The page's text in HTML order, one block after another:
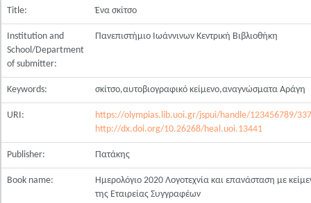
Title: Ένα σκίτσο
Institution and
School/Department
of submitter:
Πανεπιστήμιο Ιωάννινων Κεντρική Βιβλιοθήκη
Keywords: σκίτσο,αυτοβιογραφικό κείμενο,αναγνώσματα Αράγη
URI:
https://olympias.lib.uoi.gr/jspui/handle/123456789/
http://dx.doi.org/10.26268/heal.uoi.13441
Publisher: Πατάκης
Book name:
Ημερολόγιο 2020 Λογοτεχνία και επανάσταση με
της Εταιρείας Συγγραφέων